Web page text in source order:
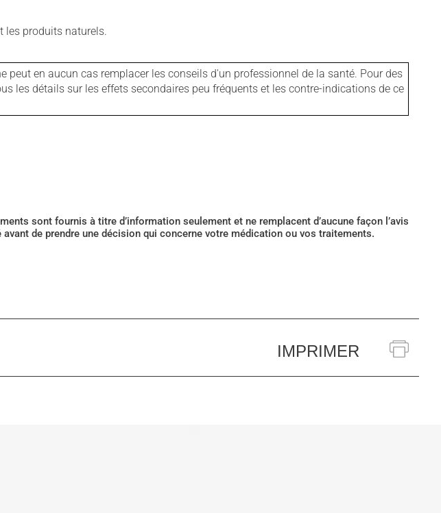
les produits naturels.
en aucun cas remplacer les conseils d'un professionnel de la santé. Pour des
les détails sur les effets secondaires peu fréquents et les contre-indications de ce
sont fournis à titre d’information seulement et ne remplacent d’aucune façon l’avis
de prendre une décision qui concerne votre médication ou vos traitements.
IMPRIMER